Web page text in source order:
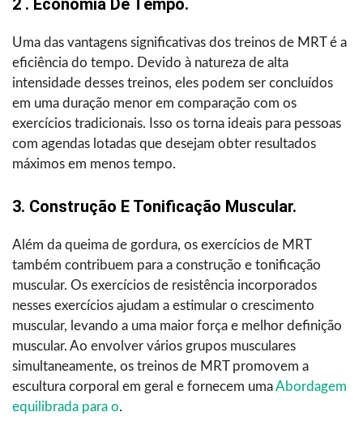
2 . Economia De Tempo.
Uma das vantagens significativas dos treinos de MRT é a
eficiência do tempo. Devido à natureza de alta
intensidade desses treinos, eles podem ser concluídos
em uma duração menor em comparação com os
exercícios tradicionais. Isso os torna ideais para pessoas
com agendas lotadas que desejam obter resultados
máximos em menos tempo.
3. Construção E Tonificação Muscular.
Além da queima de gordura, os exercícios de MRT
também contribuem para a construção e tonificação
muscular. Os exercícios de resistência incorporados
nesses exercícios ajudam a estimular o crescimento
muscular, levando a uma maior força e melhor definição
muscular. Ao envolver vários grupos musculares
simultaneamente, os treinos de MRT promovem a
escultura corporal em geral e fornecem umaAbordagem
equilibrada para o.